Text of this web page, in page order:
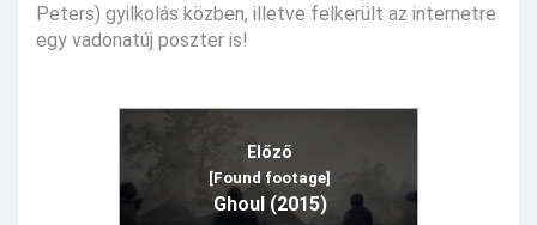
Peters) gyilkolás közben, illetve felkerült az internetre
egy vadonatúj poszter is!
Előző
[Found footage]
Ghoul (2015)